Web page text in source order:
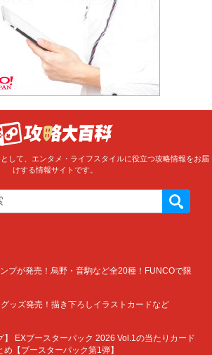
して、エンタメ・ライフスタイルに役立つ攻略情報をお届
けする情報サイトです。
プが発売！烏野・音駒など全20種！FUNCOで限
ッズ発売！描き下ろしイラストカードなど
】 EXブースターパック 2026 Vol.1の当たりカード
【ブースターパック第1弾】